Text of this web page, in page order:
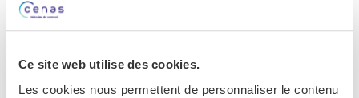
Ce site web utilise des cookies.
Les cookies nous permettent de personnaliser le contenu
optera la plupart du temps pour une
intervention chirurgicalecomme l’opération
correction de la déviation de la cloison nasale.
Si le visage de l’enfant est trop étroit pour une